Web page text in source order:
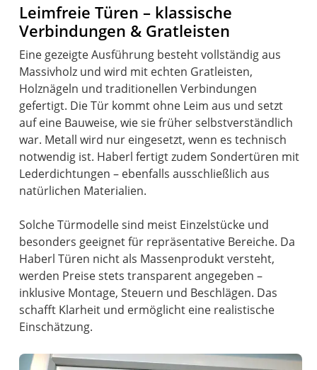
Leimfreie Türen – klassische
Verbindungen & Gratleisten
Eine gezeigte Ausführung besteht vollständig aus
Massivholz und wird mit echten Gratleisten,
Holznägeln und traditionellen Verbindungen
gefertigt. Die Tür kommt ohne Leim aus und setzt
auf eine Bauweise, wie sie früher selbstverständlich
war. Metall wird nur eingesetzt, wenn es technisch
notwendig ist. Haberl fertigt zudem Sondertüren mit
Lederdichtungen – ebenfalls ausschließlich aus
natürlichen Materialien.
Solche Türmodelle sind meist Einzelstücke und
besonders geeignet für repräsentative Bereiche. Da
Haberl Türen nicht als Massenprodukt versteht,
werden Preise stets transparent angegeben –
inklusive Montage, Steuern und Beschlägen. Das
schafft Klarheit und ermöglicht eine realistische
Einschätzung.